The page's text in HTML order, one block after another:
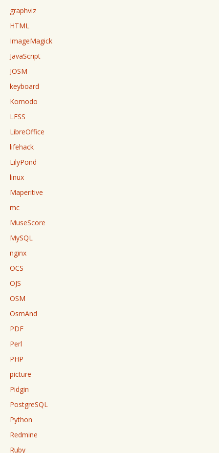
graphviz
HTML
ImageMagick
JavaScript
JOSM
keyboard
Komodo
LESS
LibreOffice
lifehack
LilyPond
linux
Maperitive
mc
MuseScore
MySQL
nginx
OCS
OJS
OSM
OsmAnd
PDF
Perl
PHP
picture
Pidgin
PostgreSQL
Python
Redmine
Ruby